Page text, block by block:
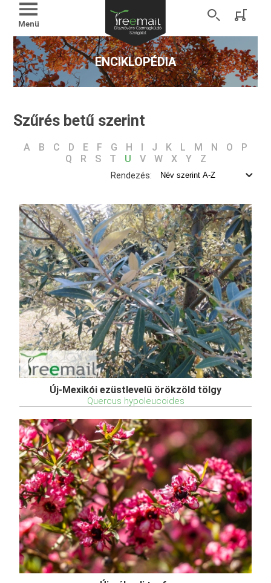
Menü
ENCIKLOPÉDIA
Szűrés betű szerint
A B C D E F G H J K L M N O
P
Q
R S T U V W X Y Z
Rendezés:
Új-Mexikói ezüstlevelű örökzöld tölgy
Quercus hypoleucoides